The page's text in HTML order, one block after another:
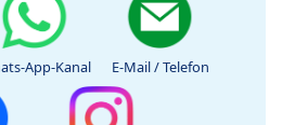
App-Kanal E-Mail / Telefon